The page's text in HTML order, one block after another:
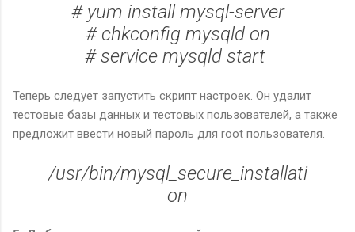
# yum install mysql-server
# chkconfig mysqld on
# service mysqld start
Теперь следует запустить скрипт настроек. Он удалит
тестовые базы данных и тестовых пользователей, а также
предложит ввести новый пароль для root пользователя.
/usr/bin/mysql_secure_installati
on